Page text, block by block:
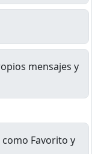
mensajes y
Favorito y